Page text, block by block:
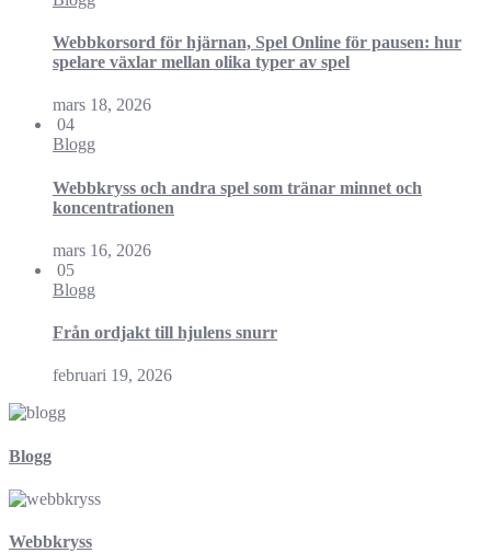
Webbkorsord för hjärnan, Spel Online för pausen: hur
spelare växlar mellan olika typer av spel
mars 18, 2026
04
Blogg
Webbkryss och andra spel som tränar minnet och
koncentrationen
mars 16, 2026
05
Blogg
Från ordjakt till hjulens snurr
februari 19, 2026
Blogg
Webbkryss